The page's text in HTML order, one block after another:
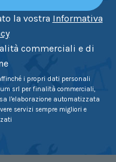
la vostra Informativa
commerciali e di
i propri dati personali
srl per finalità commerciali,
l’elaborazione automatizzata
servizi sempre migliori e